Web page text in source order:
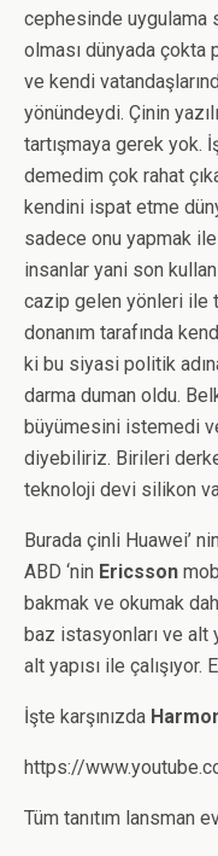
cephesinde uygulama
olması dünyada çokta
ve kendi
yönündeydi. Çinin
tartışmaya gerek yok.
demedim çok rahat
kendini ispat etme
sadece onu yapmak
insanlar yani son
cazip gelen yönleri ile
donanım tarafında
ki bu siyasi politik
darma duman oldu.
büyümesini istemedi
diyebiliriz. Birileri
teknoloji devi silikon
Burada çinli Huawei’
ABD ‘nin Ericsson
bakmak ve okumak
baz istasyonları ve alt
alt yapısı ile
İşte karşınızda
https://
Tüm tanıtım lansman